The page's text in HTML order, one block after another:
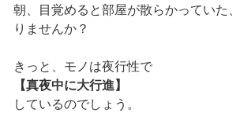
朝、目覚めると部屋が散らかっていた
りませんか？
きっと、モノは夜行性で
【真夜中に大行進】
しているのでしょう。